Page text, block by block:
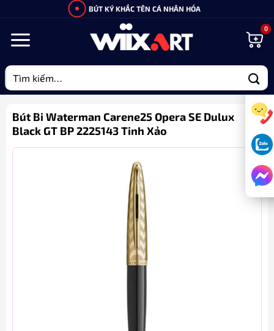
nội
BÚT KÝ KHẮC TÊN CÁ NHÂN HÓA
Tìm
kiếm:
Bút Bi Waterman Carene25 Opera SE Dulux
Black GT BP 2225143 Tinh Xảo